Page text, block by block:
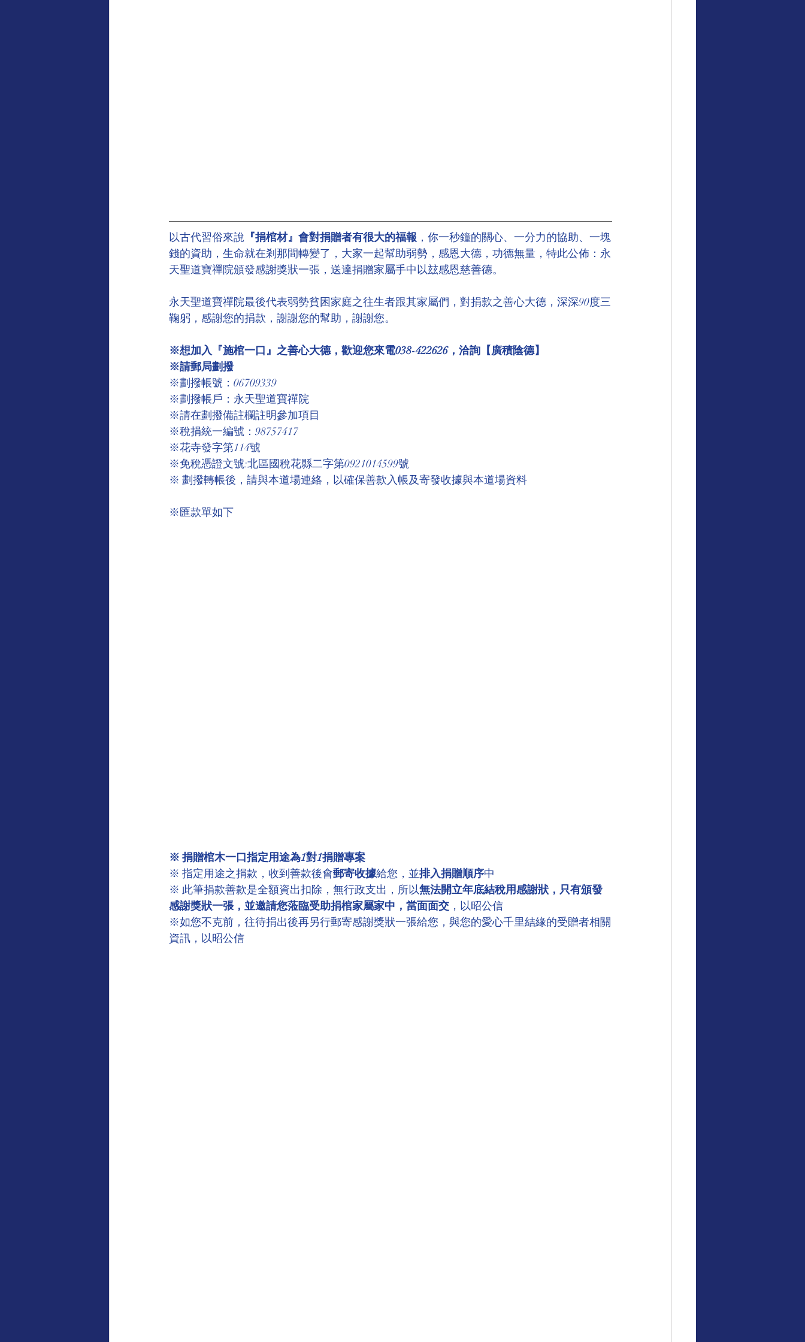
以古代習俗來說 『捐棺材』會對捐贈者有很大的福報 ，你一秒鐘的關心、一分力的協助、一塊
錢的資助，生命就在剎那間轉變了，大家一起幫助弱勢，感恩大德，功德無量，特此公佈：永
天聖道寶禪院頒發感謝獎狀一張，送達捐贈家屬手中以玆感恩慈善德。
永天聖道寶禪院最後代表弱勢貧困家庭之往生者跟其家屬們，對捐款之善心大德，深深90度三
鞠躬，感謝您的捐款，謝謝您的幫助，謝謝您。
※想加入『施棺一口』之善心大德，歡迎您來電038-422626，洽詢【廣積陰德】
※請郵局劃撥
※劃撥帳號：06709339
※劃撥帳戶：永天聖道寶禪院
※請在劃撥備註欄註明參加項目
※稅捐統一編號：98757417
※花寺發字第114號
※免稅憑證文號:北區國稅花縣二字第0921014599號
※ 劃撥轉帳後，請與本道場連絡，以確保善款入帳及寄發收據與本道場資料
※匯款單如下
※ 捐贈棺木一口指定用途為1對1捐贈專案
※ 指定用途之捐款，收到善款後會郵寄收據給您，並排入捐贈順序中
※ 此筆捐款善款是全額資出扣除，無行政支出，所以無法開立年底結稅用感謝狀，只有頒發
感謝獎狀一張，並邀請您蒞臨受助捐棺家屬家中，當面面交 ，以昭公信
※如您不克前，往待捐出後再另行郵寄感謝獎狀一張給您，與您的愛心千里結緣的受贈者相關
資訊，以昭公信